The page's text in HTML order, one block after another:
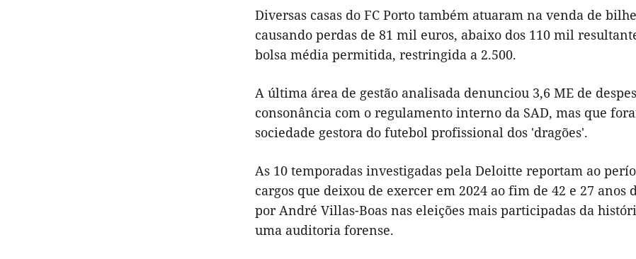
Diversas casas do FC Porto também atuaram na venda de
causando perdas de 81 mil euros, abaixo dos 110 mil
bolsa média permitida, restringida a 2.500.
A última área de gestão analisada denunciou 3,6 ME de
consonância com o regulamento interno da SAD, mas que
sociedade gestora do futebol profissional dos 'dragões'.
As 10 temporadas investigadas pela Deloitte reportam ao
cargos que deixou de exercer em 2024 ao fim de 42 e 27
por André Villas-Boas nas eleições mais participadas da
uma auditoria forense.